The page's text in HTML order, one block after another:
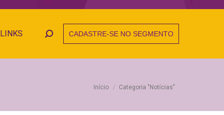
LINKS Search:CADASTRE-SE NO SEGMENTO
Você está aqui:
Início Categoria "Notícias"